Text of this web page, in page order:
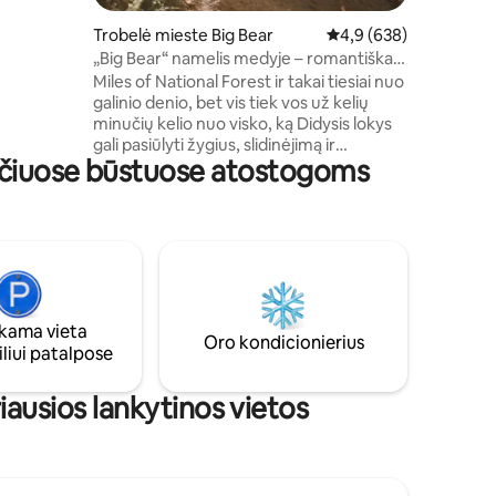
Trobelė mieste Big Bear Vidutinis įvertinimas:
4,9 (638)
„Big Bear“ namelis medyje – romantiškas
poilsis miške
Miles of National Forest ir takai tiesiai nuo
galinio denio, bet vis tiek vos už kelių
minučių kelio nuo visko, ką Didysis lokys
gali pasiūlyti žygius, slidinėjimą ir
restoranus. Rodoma „The Cabin
Chronicles S1E8“ - Amžiaus vidurio
kūrenamas židinys su dujiniu starteriu -
8colių dušas virš galvos po dušu - Tylus
rajonas ant nešvaraus kelio - 4 degiklių
propano lauko kepsninė - Visiškai jokių
būstuose atostogoms
vieta
patalpose
Oro kondicionierius
lankytinos vietos